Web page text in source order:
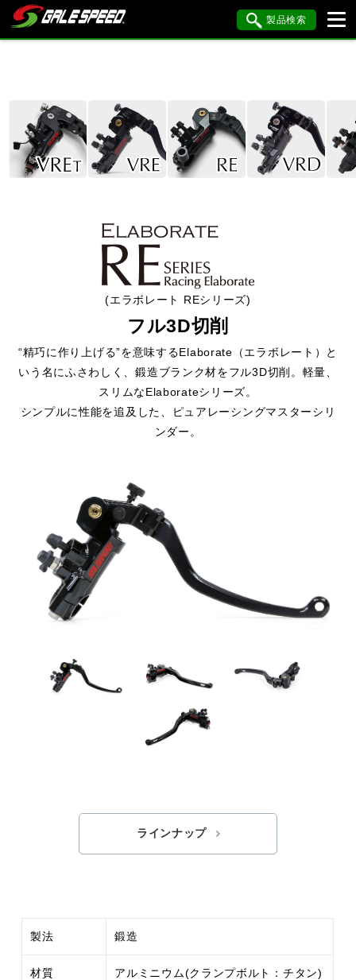
製品検索
HONDA YAMAHA SUZUKI
KAWASAKI BMW DUCATI
閉じる
(エラボレート REシリーズ)
フル3D切削
“精巧に作り上げる”を意味するElaborate（エラボレート）と
いう名にふさわしく、鍛造ブランク材をフル3D切削。軽量、
スリムなElaborateシリーズ。
シンプルに性能を追及した、ピュアレーシングマスターシリ
ンダー。
ラインナップ
製法 鍛造
材質 アルミニウム(クランプボルト：チタン)